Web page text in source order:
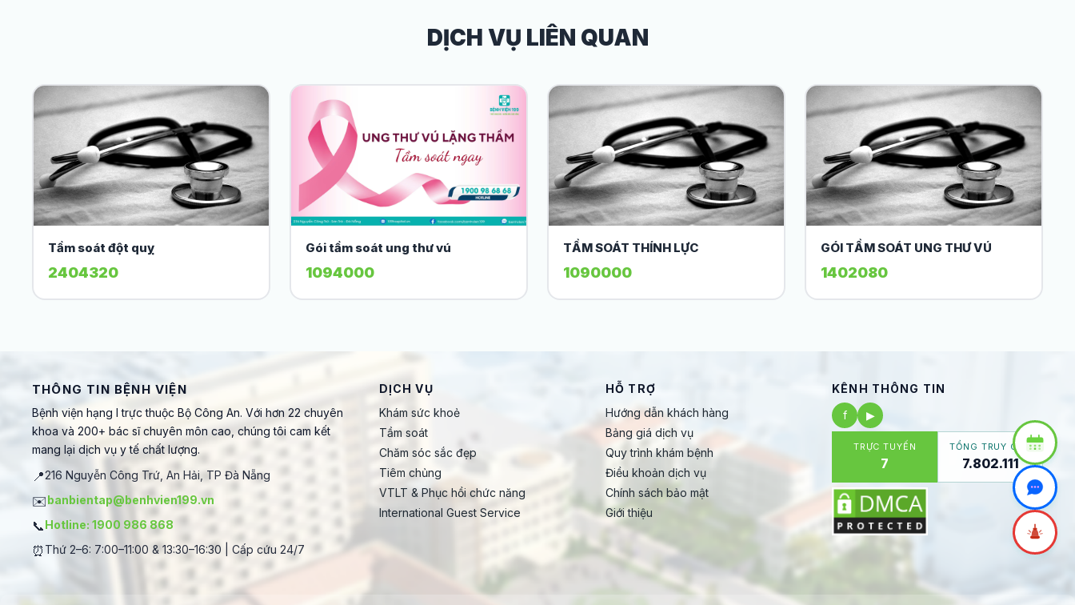
DỊCH VỤ LIÊN QUAN
Tầm soát đột quỵ
2404320
Gói tầm soát ung thư vú
1094000
TẦM SOÁT THÍNH LỰC
1090000
GÓI TẦM SOÁT UNG THƯ VÚ
1402080
THÔNG TIN BỆNH VIỆN
Bệnh viện hạng I trực thuộc Bộ Công An. Với hơn 22 chuyên
khoa và 200+ bác sĩ chuyên môn cao, chúng tôi cam kết
mang lại dịch vụ y tế chất lượng.
📍216 Nguyễn Công Trứ, An Hải, TP Đà Nẵng
✉️banbientap@benhvien199.vn
📞Hotline: 1900 986 868
⏰ Thứ 2–6: 7:00–11:00 & 13:30–16:30 | Cấp cứu 24/7
DỊCH VỤ
Khám sức khoẻ
Tầm soát
Chăm sóc sắc đẹp
Tiêm chủng
VTLT & Phục hồi chức năng
International Guest Service
HỖ TRỢ
Hướng dẫn khách hàng
Bảng giá dịch vụ
Quy trình khám bệnh
Điều khoản dịch vụ
Chính sách bảo mật
Giới thiệu
KÊNH THÔNG TIN
f
▶
TRỰC TUYẾN
7
TỔNG TRUY CẬP
7.802.111